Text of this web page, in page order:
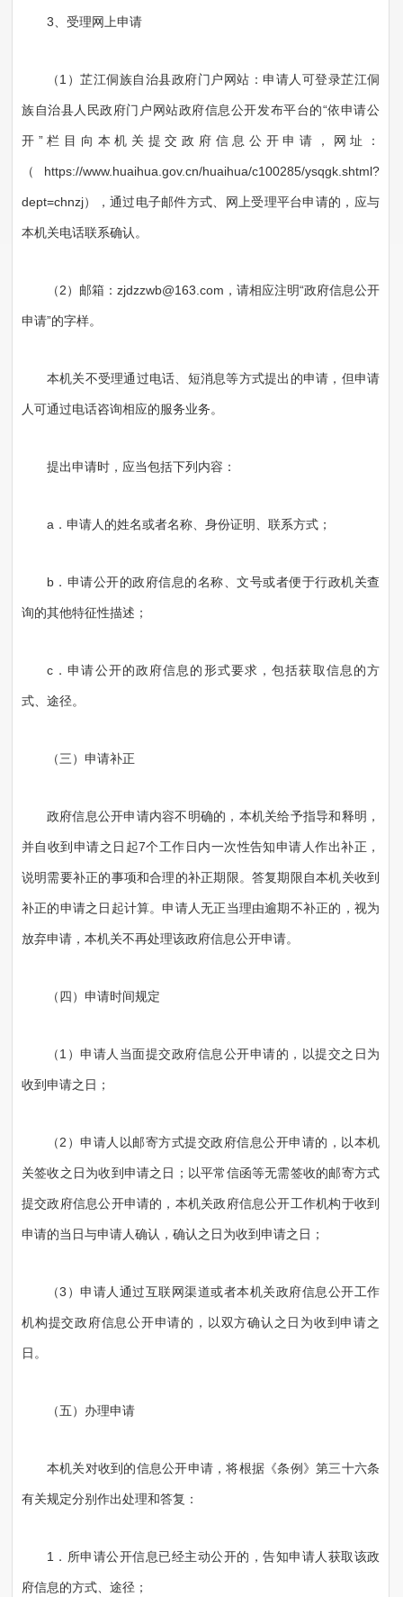
3、受理网上申请
（1）芷江侗族自治县政府门户网站：申请人可登录芷江侗
族自治县人民政府门户网站政府信息公开发布平台的“依申请公
开”栏目向本机关提交政府信息公开申请，网址：
（https://www.huaihua.gov.cn/huaihua/c100285/ysqgk.shtml?
dept=chnzj），通过电子邮件方式、网上受理平台申请的，应与
本机关电话联系确认。
（2）邮箱：zjdzzwb@163.com，请相应注明“政府信息公开
申请”的字样。
本机关不受理通过电话、短消息等方式提出的申请，但申请
人可通过电话咨询相应的服务业务。
提出申请时，应当包括下列内容：
a．申请人的姓名或者名称、身份证明、联系方式；
b．申请公开的政府信息的名称、文号或者便于行政机关查
询的其他特征性描述；
c．申请公开的政府信息的形式要求，包括获取信息的方
式、途径。
（三）申请补正
政府信息公开申请内容不明确的，本机关给予指导和释明，
并自收到申请之日起7个工作日内一次性告知申请人作出补正，
说明需要补正的事项和合理的补正期限。答复期限自本机关收到
补正的申请之日起计算。申请人无正当理由逾期不补正的，视为
放弃申请，本机关不再处理该政府信息公开申请。
（四）申请时间规定
（1）申请人当面提交政府信息公开申请的，以提交之日为
收到申请之日；
（2）申请人以邮寄方式提交政府信息公开申请的，以本机
关签收之日为收到申请之日；以平常信函等无需签收的邮寄方式
提交政府信息公开申请的，本机关政府信息公开工作机构于收到
申请的当日与申请人确认，确认之日为收到申请之日；
（3）申请人通过互联网渠道或者本机关政府信息公开工作
机构提交政府信息公开申请的，以双方确认之日为收到申请之
日。
（五）办理申请
本机关对收到的信息公开申请，将根据《条例》第三十六条
有关规定分别作出处理和答复：
1．所申请公开信息已经主动公开的，告知申请人获取该政
府信息的方式、途径；